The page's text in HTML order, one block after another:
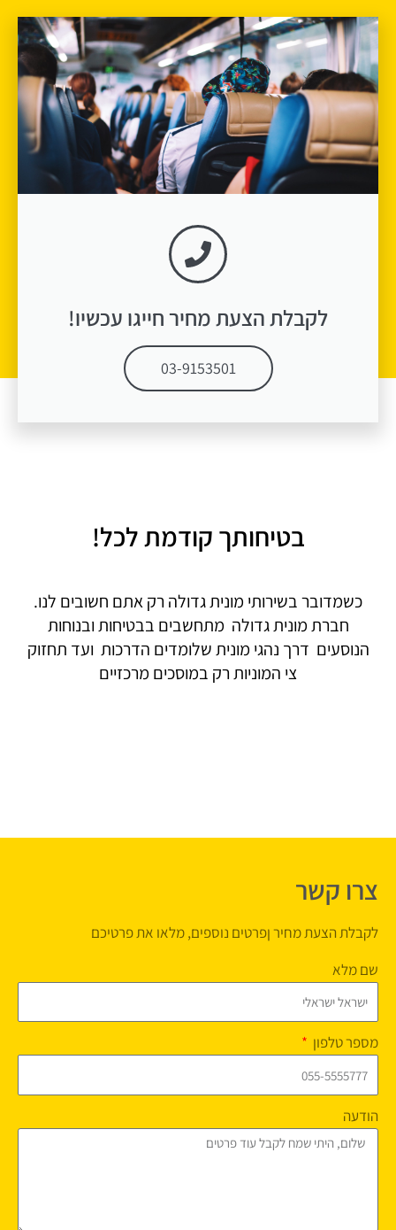
לקבלת הצעת מחיר חייגו עכשיו​!
03-9153501
בטיחותך קודמת לכל!
כשמדובר בשירותי מונית גדולה רק אתם חשובים לנו.
חברת מונית גדולה מתחשבים בבטיחות ובנוחות
הנוסעים דרך נהגי מונית שלומדים הדרכות ועד תחזוק
צי המוניות רק במוסכים מרכזיים
צרו קשר
לקבלת הצעת מחיר ןפרטים נוספים, מלאו את פרטיכם
שם מלא
מספר טלפון
הודעה